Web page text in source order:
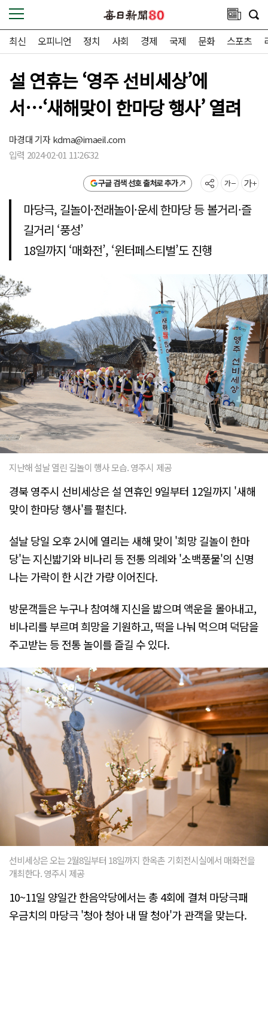
최신 오피니언 정치 사회 경제 국제 문화 스포츠
설 연휴는 ‘영주 선비세상’에
서…‘새해맞이 한마당 행사’ 열려
마경대 기자kdma@imaeil.com
입력 2024-02-01 11:26:32
구글 검색 선호 출처로 추가
마당극, 길놀이·전래놀이·운세 한마당 등 볼거리·즐
길거리 ‘풍성’
18일까지 ‘매화전’, ‘윈터페스티벌’도 진행
지난해 설날 열린 길놀이 행사 모습. 영주시 제공
경북 영주시 선비세상은 설 연휴인 9일부터 12일까지 '새해
맞이 한마당 행사'를 펼친다.
설날 당일 오후 2시에 열리는 새해 맞이 '희망 길놀이 한마
당'는 지신밟기와 비나리 등 전통 의례와 '소백풍물'의 신명
나는 가락이 한 시간 가량 이어진다.
방문객들은 누구나 참여해 지신을 밟으며 액운을 몰아내고,
비나리를 부르며 희망을 기원하고, 떡을 나눠 먹으며 덕담을
주고받는 등 전통 놀이를 즐길 수 있다.
선비세상은 오는 2월8일부터 18일까지 한옥촌 기회전시실에서 매화전을
개최한다. 영주시 제공
10~11일 양일간 한음악당에서는 총 4회에 결쳐 마당극패
우금치의 마당극 '청아 청아 내 딸 청아'가 관객을 맞는다.